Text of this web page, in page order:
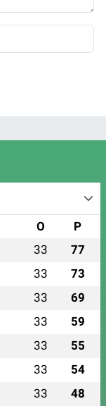
O P
33 77
33 73
33 69
33 59
33 55
33 54
33 48